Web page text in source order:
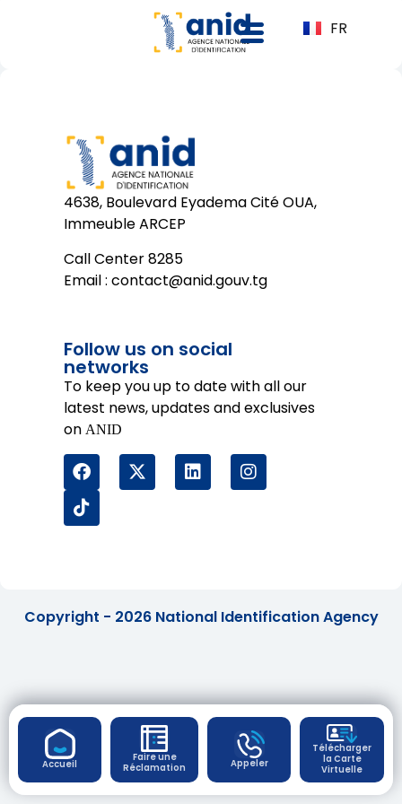
FR
Accueil
Faire une
Réclamation
Appeler
Télécharger
la Carte
Virtuelle
4638, Boulevard Eyadema Cité OUA,
Immeuble ARCEP
Call Center 8285
Email : contact@anid.gouv.tg
Follow us on social
networks
To keep you up to date with all our
latest news, updates and exclusives
on ANID
Copyright - 2026 National Identification Agency